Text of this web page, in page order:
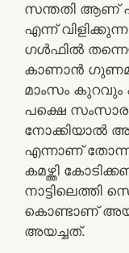
സന്തതി ആണ്
എന്ന്
ഗള്‍ഫില്‍
കാണാന്‍
മാംസം
പക്ഷെ
നോക്കിയാല്‍
എന്നാണ്
കമഴ്ത്തി
കൊണ്ടാണ്
അയച്ചത്.